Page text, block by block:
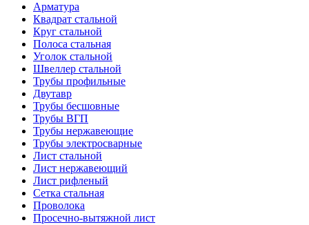
Арматура
Квадрат стальной
Круг стальной
Полоса стальная
Уголок стальной
Швеллер стальной
Трубы профильные
Двутавр
Трубы бесшовные
Трубы ВГП
Трубы нержавеющие
Трубы электросварные
Лист стальной
Лист нержавеющий
Лист рифленый
Сетка стальная
Проволока
Просечно-вытяжной лист